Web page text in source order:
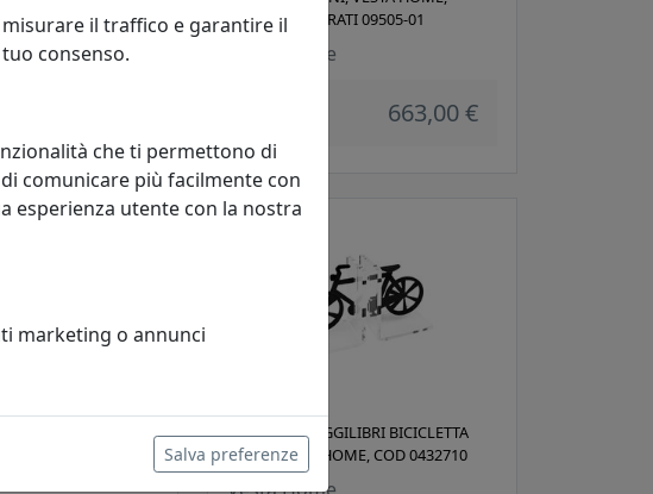
RIPIANI COLORATI 09505-01
Vesta Home
663,00 €
COPPIA DI REGGILIBRI BICICLETTA
NERO, VESTA HOME, COD 0432710
il traffico e garantire il
consenso.
che ti permettono di
comunicare più facilmente con
esperienza utente con la nostra
marketing o annunci
Salva preferenze